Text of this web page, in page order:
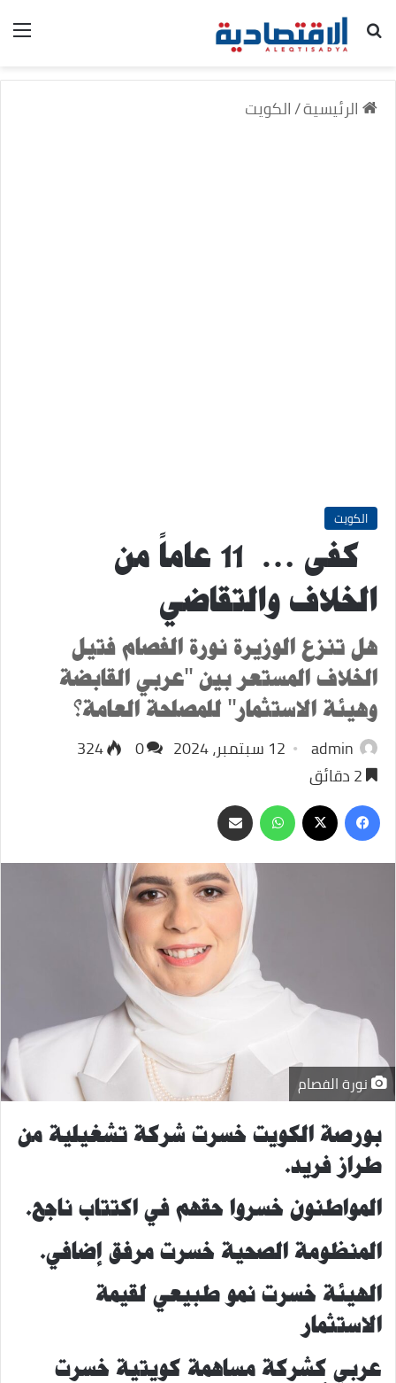
بحث عن
الرئيسية/الكويت
الكويت
كفى … 11 عاماً من
الخلاف والتقاضي
هل تنزع الوزيرة نورة الفصام فتيل
الخلاف المستعر بين "عربي القابضة
وهيئة الاستثمار" للمصلحة العامة؟
admin 12 سبتمبر، 2024 0
324
فيسبوك
‫X واتسابمشاركة
عبر
البريد
نورة الفصام
بورصة الكويت خسرت شركة تشغيلية من
طراز فريد.
المواطنون خسروا حقهم في اكتتاب ناجح.
المنظومة الصحية خسرت مرفق إضافي.
الهيئة خسرت نمو طبيعي لقيمة
الاستثمار
عربي كشركة مساهمة كويتية خسرت